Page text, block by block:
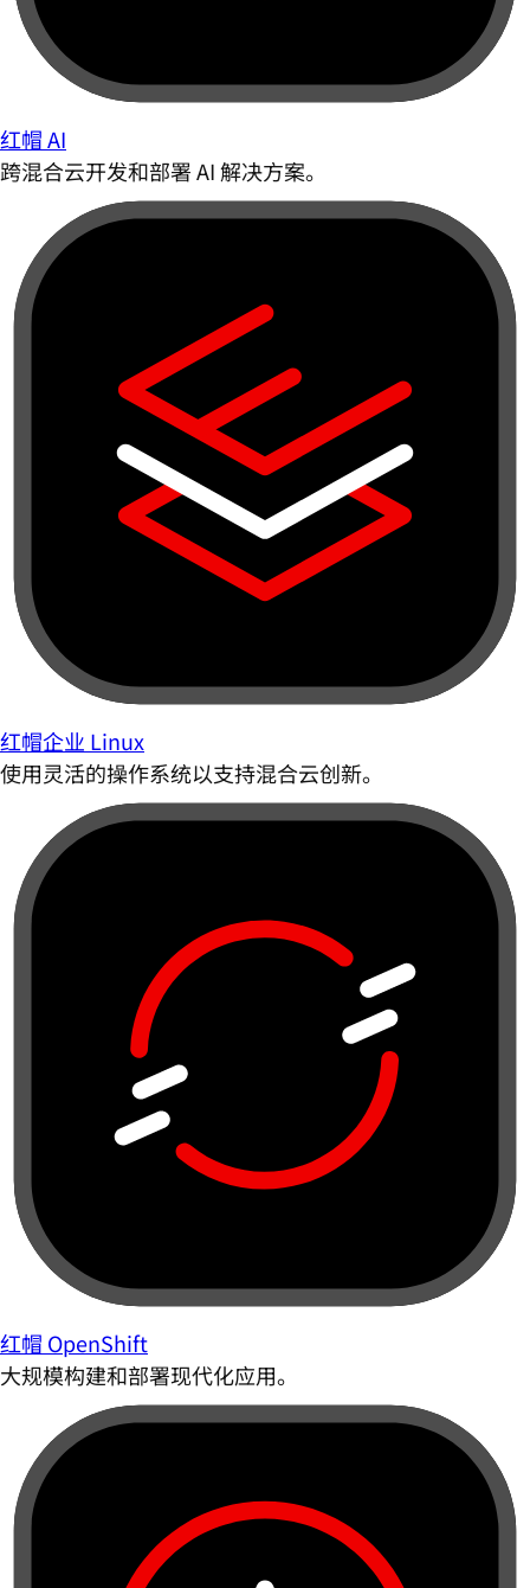
红帽 AI
跨混合云开发和部署 AI 解决方案。
红帽企业 Linux
使用灵活的操作系统以支持混合云创新。
红帽 OpenShift
大规模构建和部署现代化应用。